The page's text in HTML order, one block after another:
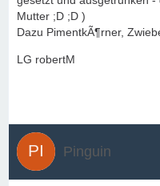
Mutter ;D ;D )
Dazu PimentkÃ¶rner,
LG robertM
Pinguin